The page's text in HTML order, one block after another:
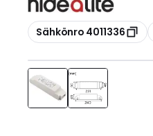
Kopioi
Sähkönro 4011336